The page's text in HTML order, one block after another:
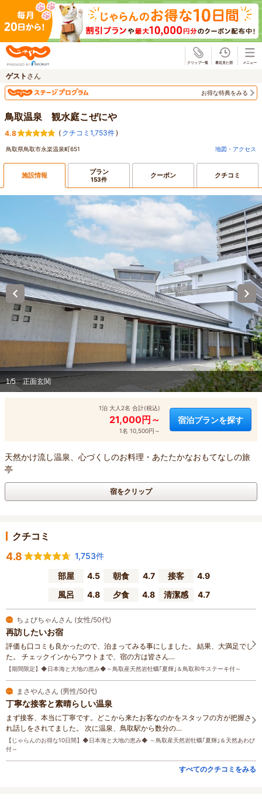
ゲスト さん
お得な特典をみる
鳥取温泉 観水庭こぜにや
4.8 ( クチコミ1,753件)
鳥取県鳥取市永楽温泉町651 地図・アクセス
施設情報 プラン
153件 クーポン クチコミ
1/5 正面玄関
1泊 大人2名 合計(税込)
21,000円～
1名 10,500円～
宿泊プランを探す
天然かけ流し温泉、心づくしのお料理・あたたかなおもてなしの旅
亭
宿をクリップ
クチコミ
4.8
1,753件
部屋
4.5 朝食 4.7 接客
4.9
風呂
4.8 夕食 4.8 清潔感 4.7
ちょびちゃんさん (女性/50代)
再訪したいお宿
評価も口コミも良かったので、泊まってみる事にしました。 結果、大満足でし
た。 チェックインからアウトまで、宿の方は皆さん…
【期間限定】◆日本海と大地の恵み◆～鳥取産天然岩牡蠣｢夏輝｣＆鳥取和牛ステーキ付～
まさやんさん (男性/50代)
丁寧な接客と素晴らしい温泉
まず接客、本当に丁寧です。どこから来たお客なのかをスタッフの方が把握さ
れ話しをされてました。 次に温泉、鳥取駅から数分の…
【じゃらんのお得な10日間】◆日本海と大地の恵み◆ ～鳥取産天然岩牡蠣｢夏輝｣＆天然あわび
付～
すべてのクチコミをみる